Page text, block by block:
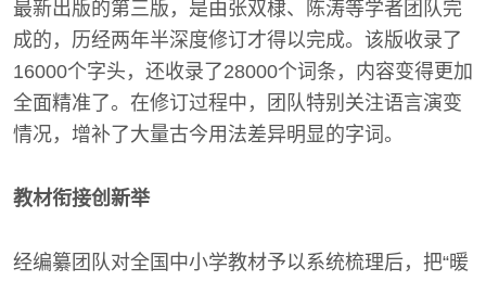
最新出版的第三版，是由张双棣、陈涛等学者团队完
成的，历经两年半深度修订才得以完成。该版收录了
16000个字头，还收录了28000个词条，内容变得更加
全面精准了。在修订过程中，团队特别关注语言演变
情况，增补了大量古今用法差异明显的字词。
教材衔接创新举
经编纂团队对全国中小学教材予以系统梳理后，把“暖